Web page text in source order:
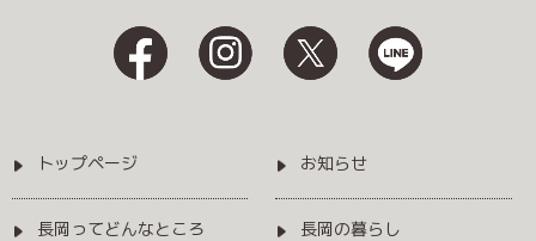
トップページ
長岡ってどんなところ
お知らせ
長岡の暮らし